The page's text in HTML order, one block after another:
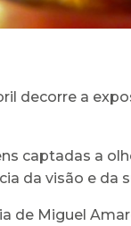
decorre a
captadas a
da visão e da
de Miguel